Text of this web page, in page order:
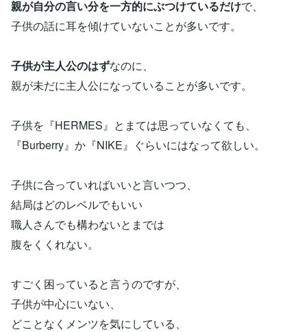
親が自分の言い分を一方的にぶつけているだけで、
子供の話に耳を傾けていないことが多いです。
子供が主人公のはずなのに、
親が未だに主人公になっていることが多いです。
子供を『HERMES』とまては思っていなくても、
『Burberry』か『NIKE』ぐらいにはなって欲しい。
子供に合っていればいいと言いつつ、
結局はどのレベルでもいい
職人さんでも構わないとまでは
腹をくくれない。
すごく困っていると言うのですが、
子供が中心にいない、
どことなくメンツを気にしている、